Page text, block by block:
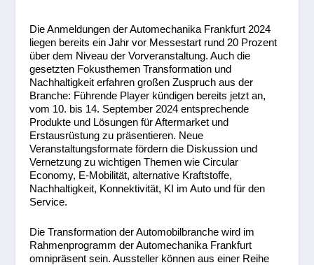
Die Anmeldungen der Automechanika Frankfurt 2024
liegen bereits ein Jahr vor Messestart rund 20 Prozent
über dem Niveau der Vorveranstaltung. Auch die
gesetzten Fokusthemen Transformation und
Nachhaltigkeit erfahren großen Zuspruch aus der
Branche: Führende Player kündigen bereits jetzt an,
vom 10. bis 14. September 2024 entsprechende
Produkte und Lösungen für Aftermarket und
Erstausrüstung zu präsentieren. Neue
Veranstaltungsformate fördern die Diskussion und
Vernetzung zu wichtigen Themen wie Circular
Economy, E-Mobilität, alternative Kraftstoffe,
Nachhaltigkeit, Konnektivität, KI im Auto und für den
Service.
Die Transformation der Automobilbranche wird im
Rahmenprogramm der Automechanika Frankfurt
omnipräsent sein. Aussteller können aus einer Reihe